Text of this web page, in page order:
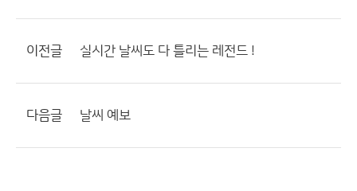
이전글 실시간 날씨도 다 틀리는 레전드 !
다음글 날씨 예보